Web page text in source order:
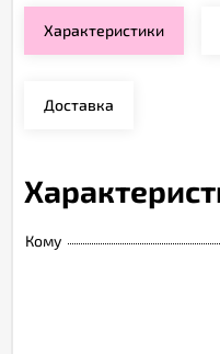
Характеристики
Доставка
Кому